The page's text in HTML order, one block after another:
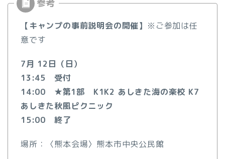
【キャンプの事前説明会の開催】 ※ご参加は任
意です
7月 12日（日）
13:45 受付
14:00 ★第1部 K1K2 あしきた海の楽校 K7
あしきた秋風ピクニック
15:00 終了
場所：〈熊本会場〉熊本市中央公民館